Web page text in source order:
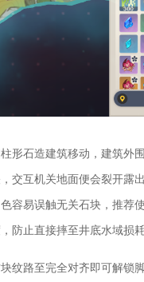
形石造建筑移动，建筑外
交互机关地面便会裂开露
容易误触无关石块，推荐
防止直接摔至井底水域损耗
纹路至完全对齐即可解锁